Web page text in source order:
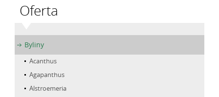
Oferta
Byliny
Acanthus
Agapanthus
Alstroemeria